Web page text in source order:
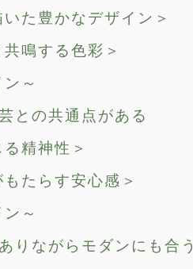
た豊かなデザイン＞
鳴する色彩＞
～
との共通点がある
精神性＞
たらす安心感＞
～
ながらモダンにも合う